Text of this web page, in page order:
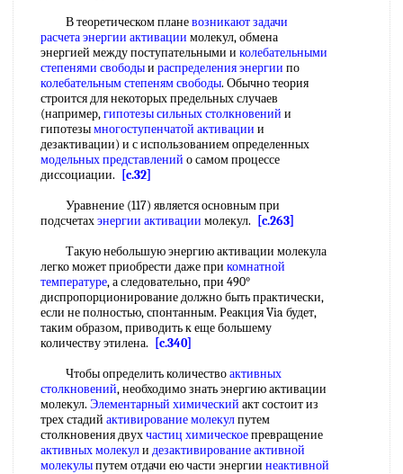
В теоретическом планевозникают задачи
расчета энергии активации молекул, обмена
энергией между поступательными и колебательными
степенями свободыи распределения энергии по
колебательным степеням свободы. Обычно теория
строится для некоторых предельных случаев
(например,гипотезы сильных столкновений и
гипотезымногоступенчатой активации и
дезактивации) и с использованием определенных
модельных представлений о самом процессе
диссоциации.
[c.32]
Уравнение (117) является основным при
подсчетахэнергии активации молекул.
[c.263]
Такую небольшую энергию активации молекула
легко может приобрести даже при комнатной
температуре, а следовательно, при 490°
диспропорционирование должно быть практически,
если не полностью, спонтанным. Реакция Via будет,
таким образом, приводить к еще большему
количеству этилена.
[c.340]
Чтобы определить количествоактивных
столкновений, необходимо знать энергию активации
молекул. Элементарный химический акт состоит из
трех стадий активирование молекулпутем
столкновения двухчастиц химическоепревращение
активных молекули дезактивированиеактивной
молекулыпутем отдачи ею части энергии неактивной